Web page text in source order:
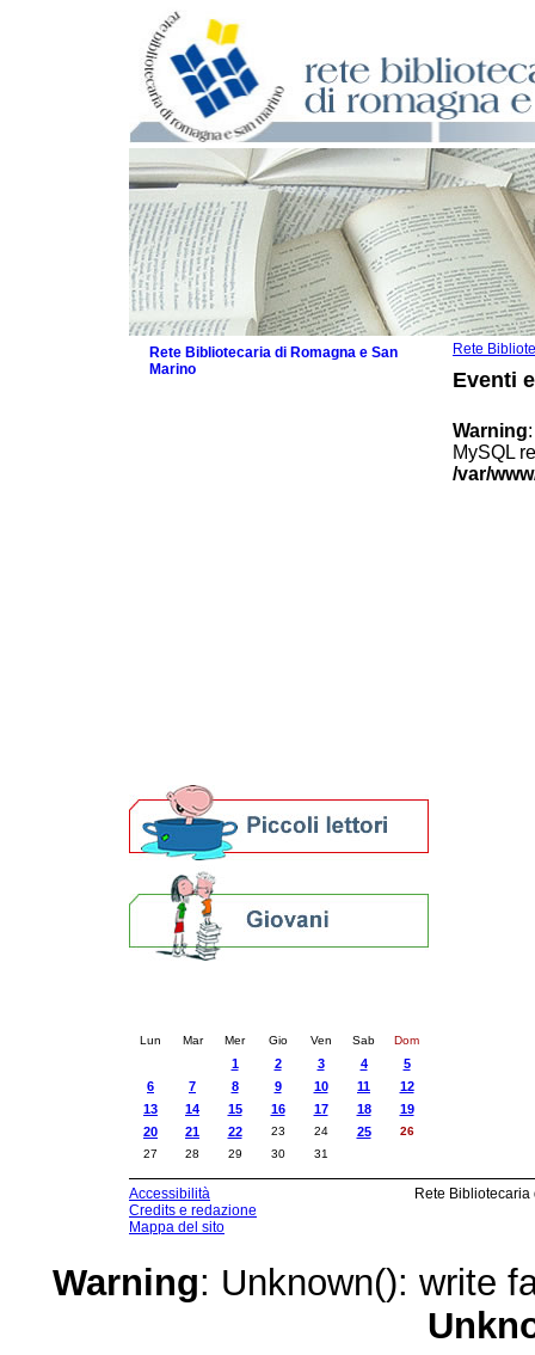
Rete
Eventi
Warning
MySQL
/var/
Rete Bibliotecaria di Romagna e San
Marino
Lun Mar Mer Gio Ven Sab Dom
1 2 3 4
5
6
7 8 9 10 11
12
13
14 15 16 17 18
19
20
21 22 23 24 25
26
27
28 29 30 31
Accessibilità
Credits e redazione
Mappa del sito
Rete
Warning: Unknown(): write